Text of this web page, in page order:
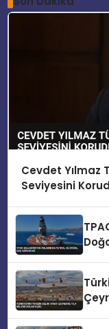
Cevdet Yılmaz
Seviyesini